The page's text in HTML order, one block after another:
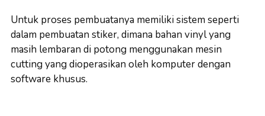
Untuk proses pembuatanya memiliki sistem seperti
dalam pembuatan stiker, dimana bahan vinyl yang
masih lembaran di potong menggunakan mesin
cutting yang dioperasikan oleh komputer dengan
software khusus.